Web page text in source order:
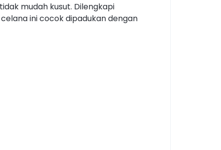
mudah kusut. Dilengkapi
ini cocok dipadukan dengan